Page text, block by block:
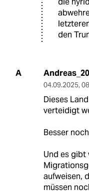
den
A
04.09.2025,
Dieses
verteidigt
Besser
Und es gibt
aufweisen,
müssen